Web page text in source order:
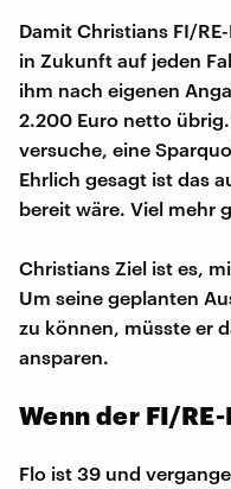
Damit Christians FI/
in Zukunft auf jeden
ihm nach eigenen
2.200 Euro netto
versuche, eine
Ehrlich gesagt ist das
bereit wäre. Viel mehr
Christians Ziel ist es,
Um seine geplanten
zu können, müsste er
ansparen.
Wenn der FI/
Flo ist 39 und